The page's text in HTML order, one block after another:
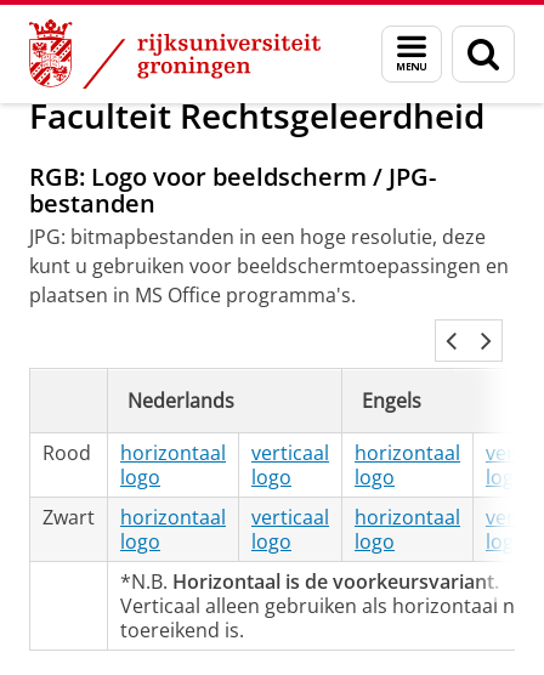
Skip
Content
Skip
Navigation
Menu
en
zoeken
Over ons Logobestanden faculteiten
Faculteit Rechtsgeleerdheid
RGB: Logo voor beeldscherm / JPG-
bestanden
JPG: bitmapbestanden in een hoge resolutie, deze
kunt u gebruiken voor beeldschermtoepassingen en
plaatsen in MS Office programma's.
Nederlands
Engels
Rood
horizontaal
logo
verticaal
logo
horizontaal
logo
logo
Zwart
horizontaal
logo
verticaal
logo
horizontaal
logo
logo
*N.B. Horizontaal is de voorkeursvariant.
Verticaal alleen gebruiken als horizontaal niet
toereikend is.